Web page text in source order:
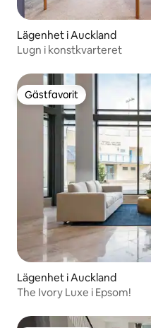
Lägenhet i Auckland
Lugn i konstkvarteret
Gästfavorit
Gästfavorit
Lägenhet i Auckland
The Ivory Luxe i Epsom!